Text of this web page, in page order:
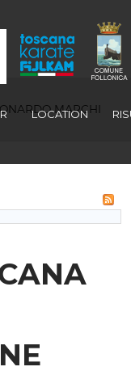
LOCATION
MARCHI